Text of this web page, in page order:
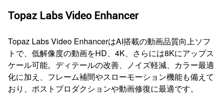
Topaz Labs Video Enhancer
Topaz Labs Video EnhancerはAI搭載の動画品質向上ソフ
トで、低解像度の動画をHD、4K、さらには8Kにアップス
ケール可能。ディテールの改善、ノイズ軽減、カラー最適
化に加え、フレーム補間やスローモーション機能も備えて
おり、ポストプロダクションや動画修復に最適です。